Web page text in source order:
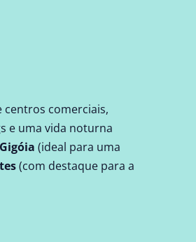
centros comerciais,
e uma vida noturna
(ideal para uma
(com destaque para a